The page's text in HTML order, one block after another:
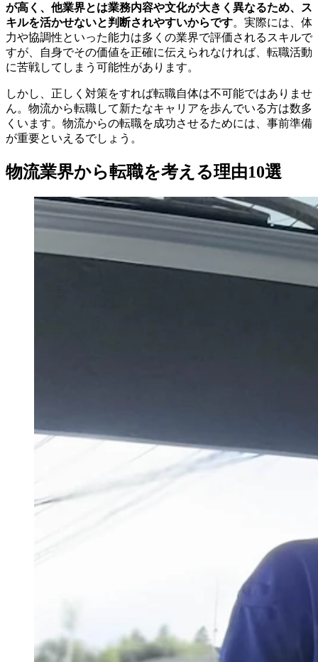
が高く、他業界とは業務内容や文化が大きく異なるため、ス
キルを活かせないと判断されやすいからです。実際には、体
力や協調性といった能力は多くの業界で評価されるスキルで
すが、自身でその価値を正確に伝えられなければ、転職活動
に苦戦してしまう可能性があります。
しかし、正しく対策をすれば転職自体は不可能ではありませ
ん。物流から転職して新たなキャリアを歩んでいる方は数多
くいます。物流からの転職を成功させるためには、事前準備
が重要といえるでしょう。
物流業界から転職を考える理由10選